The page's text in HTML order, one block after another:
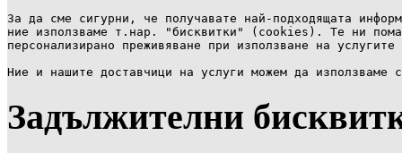
За да сме сигурни, че получавате най-подходящата
ние използваме т.нар. "бисквитки" (cookies). Те ни
персонализирано преживяване при използване на
Ние и нашите доставчици на услуги можем да използваме
Задължителни